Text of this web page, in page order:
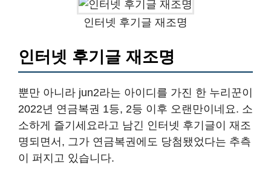
인터넷 후기글 재조명
인터넷 후기글 재조명
뿐만 아니라 jun2라는 아이디를 가진 한 누리꾼이
2022년 연금복권 1등, 2등 이후 오랜만이네요. 소
소하게 즐기세요라고 남긴 인터넷 후기글이 재조
명되면서, 그가 연금복권에도 당첨됐었다는 추측
이 퍼지고 있습니다.